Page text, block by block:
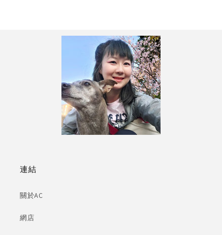
連結
關於AC
網店